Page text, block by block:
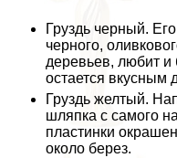
Груздь черный.
черного,
деревьев, любит
остается вкусным
Груздь желтый.
шляпка с самого
пластинки
около берез.